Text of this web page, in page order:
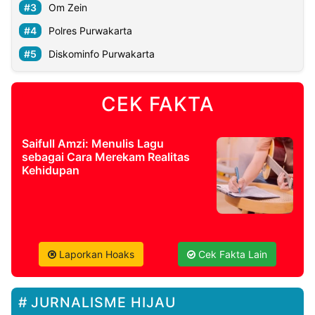
Om Zein
Polres Purwakarta
Diskominfo Purwakarta
CEK FAKTA
Saifull Amzi: Menulis Lagu
sebagai Cara Merekam Realitas
Kehidupan
Laporkan Hoaks Cek Fakta Lain
JURNALISME HIJAU